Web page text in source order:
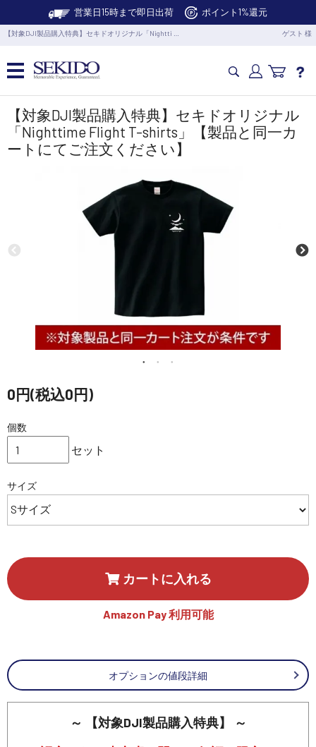
営業日15時まで即日出荷 ポイント1%還元
【対象DJI製品購入特典】セキドオリジナル「Nightti … ゲスト 様
カメラドローン・生活家電
カメラ・スタビライザー
業務用ドローン・業務関連製品
水中ドローン(ROV)・水中スクーター
講習会･国家資格･WEBセミナー
SEKIDO 会社概要
【対象DJI製品購入特典】セキドオリジナル
「Nighttime Flight T-shirts」【製品と同一カ
ートにてご注文ください】
0円(税込0円)
個数
セット
サイズ
カートに入れる
Amazon Pay 利用可能
オプションの値段詳細
～ 【対象DJI製品購入特典】 ～